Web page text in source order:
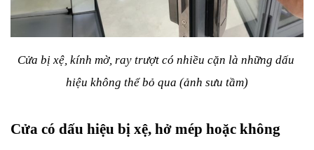
Cửa bị xệ, kính mờ, ray trượt có nhiều cặn là những dấu
hiệu không thể bỏ qua (ảnh sưu tầm)
Cửa có dấu hiệu bị xệ, hở mép hoặc không